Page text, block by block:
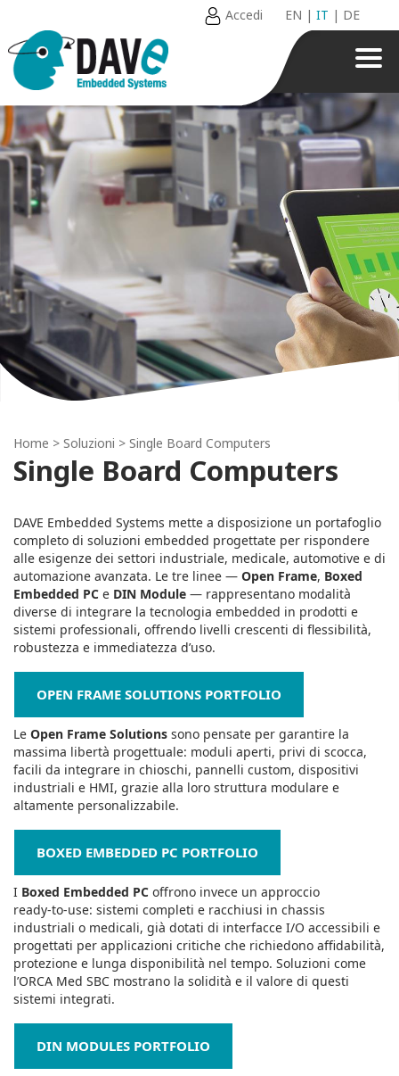
Accedi EN |IT | DE
Home > Soluzioni > Single Board Computers
Single Board Computers
DAVE Embedded Systems mette a disposizione un portafoglio
completo di soluzioni embedded progettate per rispondere
alle esigenze dei settori industriale, medicale, automotive e di
automazione avanzata. Le tre linee — Open Frame, Boxed
Embedded PC e DIN Module — rappresentano modalità
diverse di integrare la tecnologia embedded in prodotti e
sistemi professionali, offrendo livelli crescenti di flessibilità,
robustezza e immediatezza d’uso.
OPEN FRAME SOLUTIONS PORTFOLIO
Le Open Frame Solutions sono pensate per garantire la
massima libertà progettuale: moduli aperti, privi di scocca,
facili da integrare in chioschi, pannelli custom, dispositivi
industriali e HMI, grazie alla loro struttura modulare e
altamente personalizzabile.
BOXED EMBEDDED PC PORTFOLIO
I Boxed Embedded PC offrono invece un approccio
ready‑to‑use: sistemi completi e racchiusi in chassis
industriali o medicali, già dotati di interfacce I/O accessibili e
progettati per applicazioni critiche che richiedono affidabilità,
protezione e lunga disponibilità nel tempo. Soluzioni come
l’ORCA Med SBC mostrano la solidità e il valore di questi
sistemi integrati.
DIN MODULES PORTFOLIO